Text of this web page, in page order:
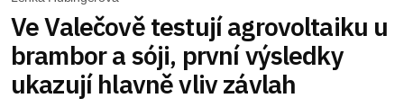
Ve Valečově testují agrovoltaiku u
brambor a sóji, první výsledky
ukazují hlavně vliv závlah